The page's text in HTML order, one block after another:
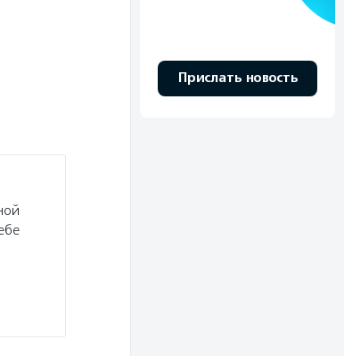
Прислать новость